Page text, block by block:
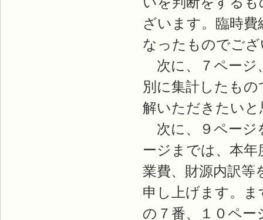
ざいます。臨時
なったものでご
次に、７ページ
別に集計したも
解いただきたい
次に、９ページ
ージまでは、本
業費、財源内訳
申し上げます。
の７番、１０ペー